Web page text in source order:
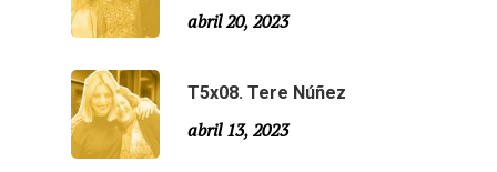
abril 20, 2023
T5x08. Tere Núñez
abril 13, 2023